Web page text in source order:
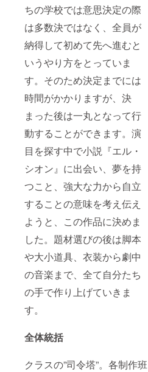
ちの学校では意思決定の際
は多数決ではなく、全員が
納得して初めて先へ進むと
いうやり方をとっていま
す。そのため決定までには
時間がかかりますが、決
まった後は一丸となって行
動することができます。演
目を探す中で小説『エル・
シオン』に出会い、夢を持
つこと、強大な力から自立
することの意味を考え伝え
ようと、この作品に決めま
した。題材選びの後は脚本
や大小道具、衣装から劇中
の音楽まで、全て自分たち
の手で作り上げていきま
す。
全体統括
クラスの”司令塔”。各制作班